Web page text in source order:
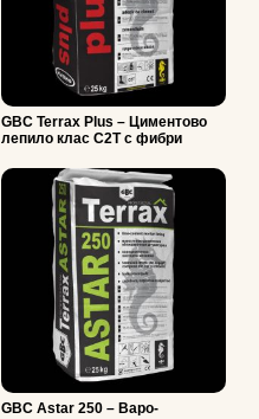
GBC Terrax Plus – Циментово
лепило клас С2T с фибри
GBC Astar 250 – Варо-